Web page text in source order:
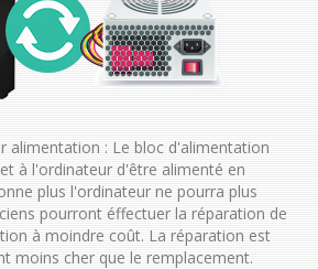
alimentation : Le bloc d'alimentation
à l'ordinateur d'être alimenté en
plus l'ordinateur ne pourra plus
pourront éffectuer la réparation de
à moindre coût. La réparation est
moins cher que le remplacement.